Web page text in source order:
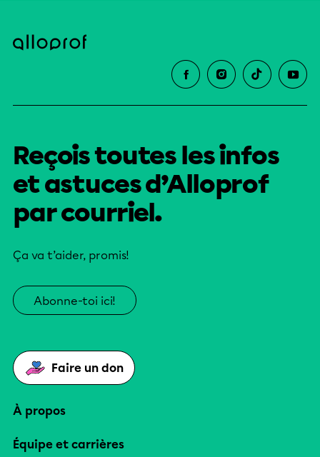
Reçois toutes les infos
et astuces d’Alloprof
par courriel.
Ça va t’aider, promis!
Abonne-toi ici!
Faire un don
À propos
Équipe et carrières